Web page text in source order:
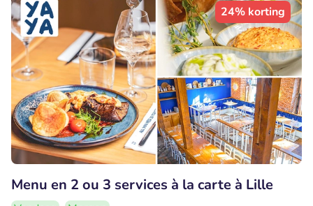
24% korting
Menu en 2 ou 3 services à la carte à Lille